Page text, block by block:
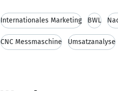
Internationales Marketing BWL
CNC Messmaschine Umsatzanalyse